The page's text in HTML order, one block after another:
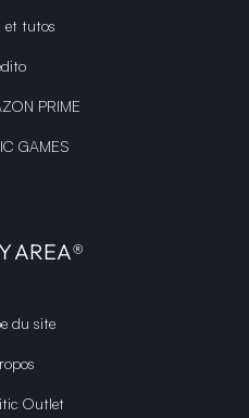
et tutos
PRIME
GAMES
AREA®
du site
Outlet